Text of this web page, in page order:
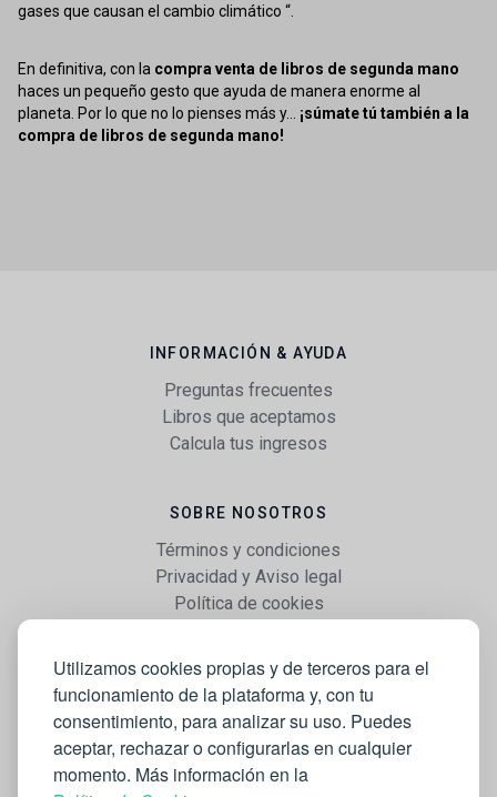
Utilizamos cookies propias y de terceros para el
funcionamiento de la plataforma y, con tu
consentimiento, para analizar su uso. Puedes
aceptar, rechazar o configurarlas en cualquier
momento. Más información en la
gases que causan el cambio climático “.
En definitiva, con la compra venta de libros de segunda mano
haces un pequeño gesto que ayuda de manera enorme al
planeta. Por lo que no lo pienses más y... ¡súmate tú también a la
compra de libros de segunda mano!
INFORMACIÓN & AYUDA
Preguntas frecuentes
Libros que aceptamos
Calcula tus ingresos
SOBRE NOSOTROS
Términos y condiciones
Privacidad y Aviso legal
Política de cookies
WEB
Vender libros
Mi cuenta
Comprar libros